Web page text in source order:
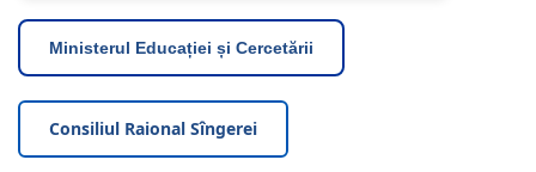
Ministerul Educației și Cercetării
Consiliul Raional Sîngerei